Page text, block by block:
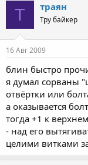
Т траян
Тру байкер
16 Авг 2009
блин быстро
я думал сорваны
отвёртки или
а оказывается
тогда +1 к
- над его
целими витками